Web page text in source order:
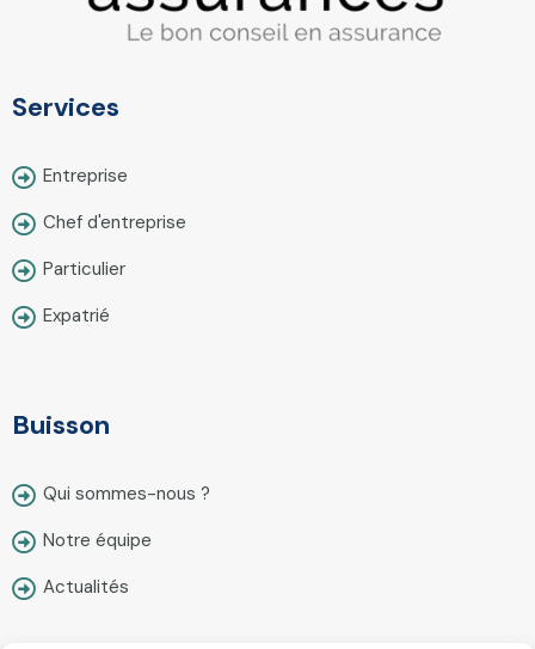
Services
Entreprise
Chef d'entreprise
Particulier
Expatrié
Buisson
Qui sommes-nous ?
Notre équipe
Actualités